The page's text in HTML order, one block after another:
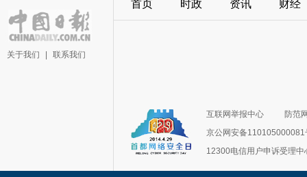
关于我们 联系我们
首页 时政 资讯 财经
互联网举报中心
防范
京公网安备110105000081
12300电信用户申诉受理中